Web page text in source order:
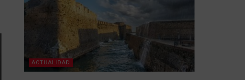
ACTUALIDAD